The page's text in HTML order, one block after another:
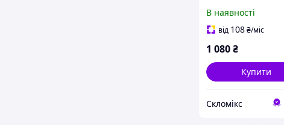
кабіни в чорному
кольорі
В наявності
від 108₴/міс
1 080₴
Купити
Скломікс